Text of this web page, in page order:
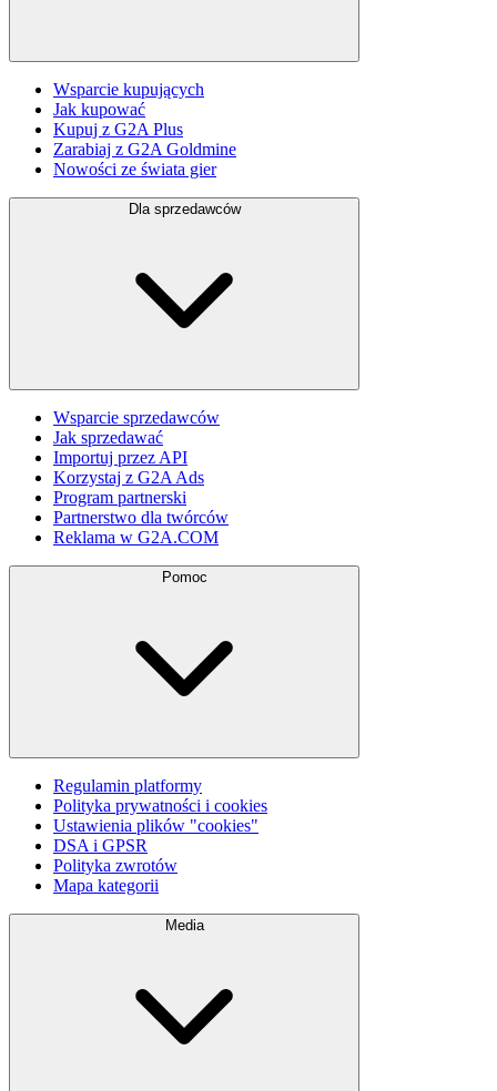
Wsparcie kupujących
Jak kupować
Kupuj z G2A Plus
Zarabiaj z G2A Goldmine
Nowości ze świata gier
Dla sprzedawców
Wsparcie sprzedawców
Jak sprzedawać
Importuj przez API
Korzystaj z G2A Ads
Program partnerski
Partnerstwo dla twórców
Reklama w G2A.COM
Pomoc
Regulamin platformy
Polityka prywatności i cookies
Ustawienia plików "cookies"
DSA i GPSR
Polityka zwrotów
Mapa kategorii
Media